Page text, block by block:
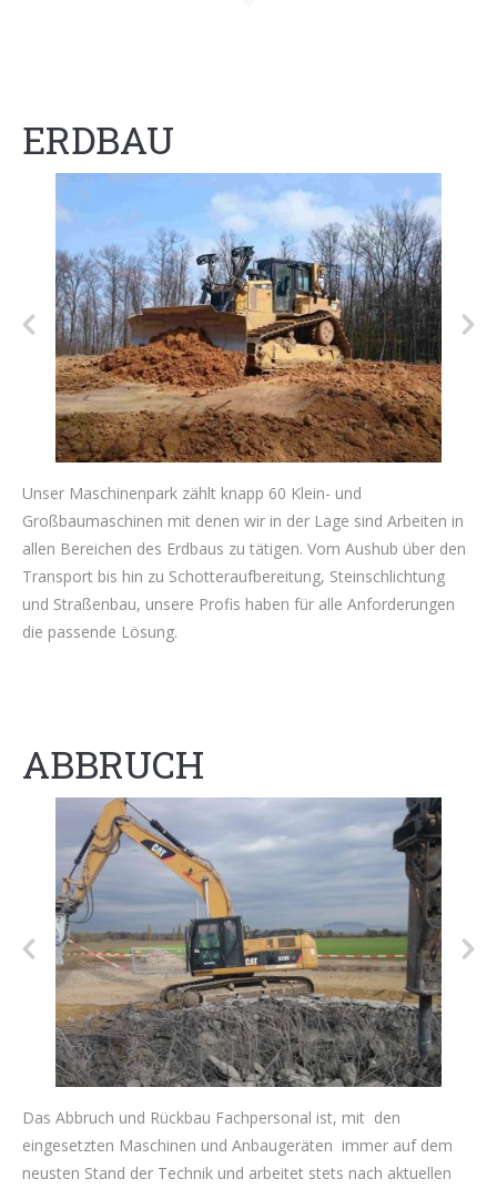
ERDBAU
Unser Maschinenpark zählt knapp 60 Klein- und
Großbaumaschinen mit denen wir in der Lage sind Arbeiten in
allen Bereichen des Erdbaus zu tätigen. Vom Aushub über den
Transport bis hin zu Schotteraufbereitung, Steinschlichtung
und Straßenbau, unsere Profis haben für alle Anforderungen
die passende Lösung.
ABBRUCH
Das Abbruch und Rückbau Fachpersonal ist, mit den
eingesetzten Maschinen und Anbaugeräten immer auf dem
neusten Stand der Technik und arbeitet stets nach aktuellen